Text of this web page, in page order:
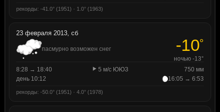
рекорды: -41.0° (1951) · 1.0° (1963)
23 февраля 2013, сб
пасмурно возможен снег -10°
ночью -13°
8:28 → 18:40
5 м/с ЮЮЗ
750 мм
день 10:12
16:05 → 6:53
рекорды: -50.0° (1951) · 4.0° (1978)